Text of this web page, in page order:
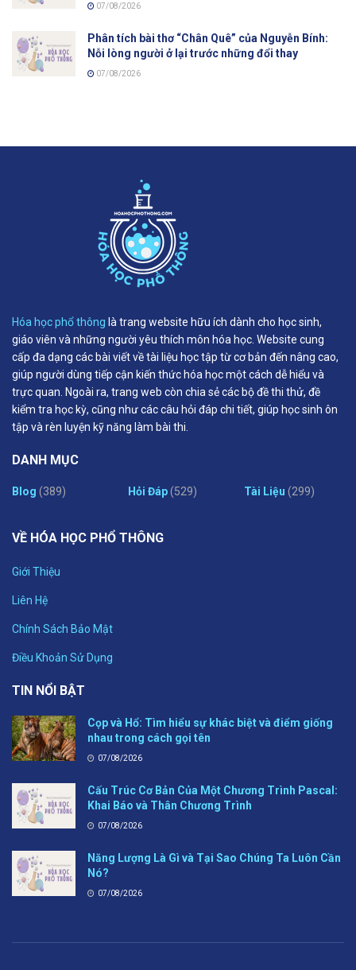
07/08/2026
Phân tích bài thơ “Chân Quê” của Nguyễn Bính:
Nỗi lòng người ở lại trước những đổi thay
07/08/2026
Hóa học phổ thông là trang website hữu ích dành cho học sinh,
giáo viên và những người yêu thích môn hóa học. Website cung
cấp đa dạng các bài viết về tài liệu học tập từ cơ bản đến nâng cao,
giúp người dùng tiếp cận kiến thức hóa học một cách dễ hiểu và
trực quan. Ngoài ra, trang web còn chia sẻ các bộ đề thi thử, đề
kiểm tra học kỳ, cũng như các câu hỏi đáp chi tiết, giúp học sinh ôn
tập và rèn luyện kỹ năng làm bài thi.
DANH MỤC
Blog (389) Hỏi Đáp(529) Tài Liệu (299)
VỀ HÓA HỌC PHỔ THÔNG
Giới Thiệu
Liên Hệ
Chính Sách Bảo Mật
Điều Khoản Sử Dụng
TIN NỔI BẬT
Cọp và Hổ: Tìm hiểu sự khác biệt và điểm giống
nhau trong cách gọi tên
07/08/2026
Cấu Trúc Cơ Bản Của Một Chương Trình Pascal:
Khai Báo và Thân Chương Trình
07/08/2026
Năng Lượng Là Gì và Tại Sao Chúng Ta Luôn Cần
Nó?
07/08/2026